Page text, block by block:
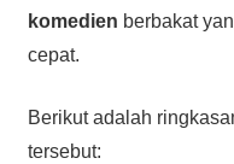
komedien berbakat
cepat.
Berikut adalah
tersebut: